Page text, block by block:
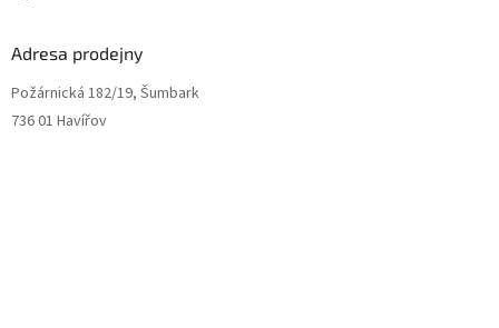
Adresa prodejny
Požárnická 182/19, Šumbark
736 01 Havířov